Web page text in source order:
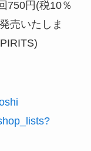
750円(税10％
売いたしま